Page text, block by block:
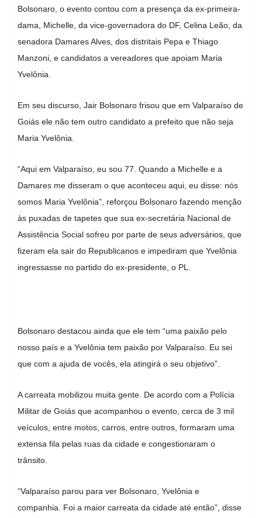
Bolsonaro, o evento contou com a presença da ex-primeira-
dama, Michelle, da vice-governadora do DF, Celina Leão, da
senadora Damares Alves, dos distritais Pepa e Thiago
Manzoni, e candidatos a vereadores que apoiam Maria
Yvelônia.
Em seu discurso, Jair Bolsonaro frisou que em Valparaíso de
Goiás ele não tem outro candidato a prefeito que não seja
Maria Yvelônia.
“Aqui em Valparaíso, eu sou 77. Quando a Michelle e a
Damares me disseram o que aconteceu aqui, eu disse: nós
somos Maria Yvelônia”, reforçou Bolsonaro fazendo menção
às puxadas de tapetes que sua ex-secretária Nacional de
Assistência Social sofreu por parte de seus adversários, que
fizeram ela sair do Republicanos e impediram que Yvelônia
ingressasse no partido do ex-presidente, o PL.
Bolsonaro destacou ainda que ele tem “uma paixão pelo
nosso país e a Yvelônia tem paixão por Valparaíso. Eu sei
que com a ajuda de vocês, ela atingirá o seu objetivo”.
A carreata mobilizou muita gente. De acordo com a Polícia
Militar de Goiás que acompanhou o evento, cerca de 3 mil
veículos, entre motos, carros, entre outros, formaram uma
extensa fila pelas ruas da cidade e congestionaram o
trânsito.
“Valparaíso parou para ver Bolsonaro, Yvelônia e
companhia. Foi a maior carreata da cidade até então”, disse